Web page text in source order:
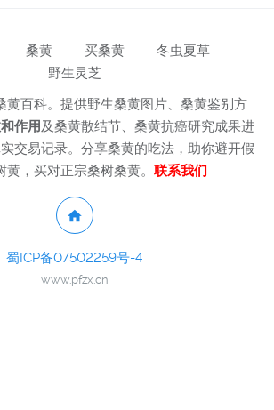
桑黄 买桑黄
冬虫夏草
野生灵芝
黄百科。提供野生桑黄图片、桑黄鉴别方
作用及桑黄散结节、桑黄抗癌研究成果进
交易记录。分享桑黄的吃法，助你避开假
黄，买对正宗桑树桑黄。 联系我们
蜀ICP备07502259号-4
www.pfzx.cn